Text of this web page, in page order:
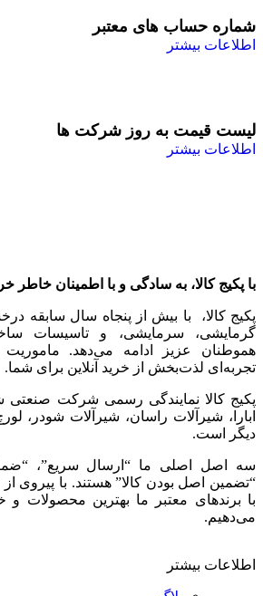
شماره حساب های معتبر
اطلاعات بیشتر
لیست قیمت به روز شرکت ها
اطلاعات بیشتر
با پکیج کالا، به سادگی و با اطمینان خاطر
پکیج کالا، با بیش از پنجاه سال سابقه
گرمایشی، سرمایشی، و تاسیسات
هموطنان عزیز ادامه می‌دهد.
تجربه‌ای لذت‌بخش از خرید آنلاین برای شما.
پکیج کالا نمایندگی رسمی شرکت
ابارا، شیرآلات راسان، شیرآلات شودر،
دیگر است.
سه اصل اصلی ما “ارسال سریع”،
“تضمین اصل بودن کالا” هستند. با پیروی
با برندهای معتبر ما بهترین محصولات و
می‌دهیم.
اطلاعات بیشتر